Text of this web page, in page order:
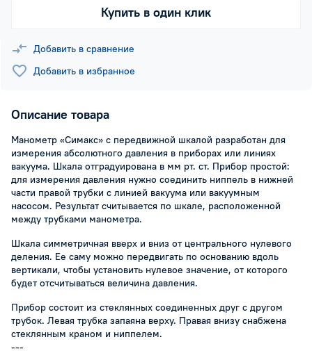
Купить в один клик
Добавить в сравнение
Добавить в избранное
Описание товара
Манометр «Симакс» с передвижной шкалой разработан для
измерения абсолютного давления в приборах или линиях
вакуума. Шкала отградуирована в мм рт. ст. Прибор простой:
для измерения давления нужно соединить ниппель в нижней
части правой трубки с линией вакуума или вакуумным
насосом. Результат считывается по шкале, расположенной
между трубками манометра.
Шкала симметричная вверх и вниз от центрального нулевого
деления. Ее саму можно передвигать по основанию вдоль
вертикали, чтобы установить нулевое значение, от которого
будет отсчитываться величина давления.
Прибор состоит из стеклянных соединенных друг с другом
трубок. Левая трубка запаяна верху. Правая внизу снабжена
стеклянным краном и ниппелем.
---